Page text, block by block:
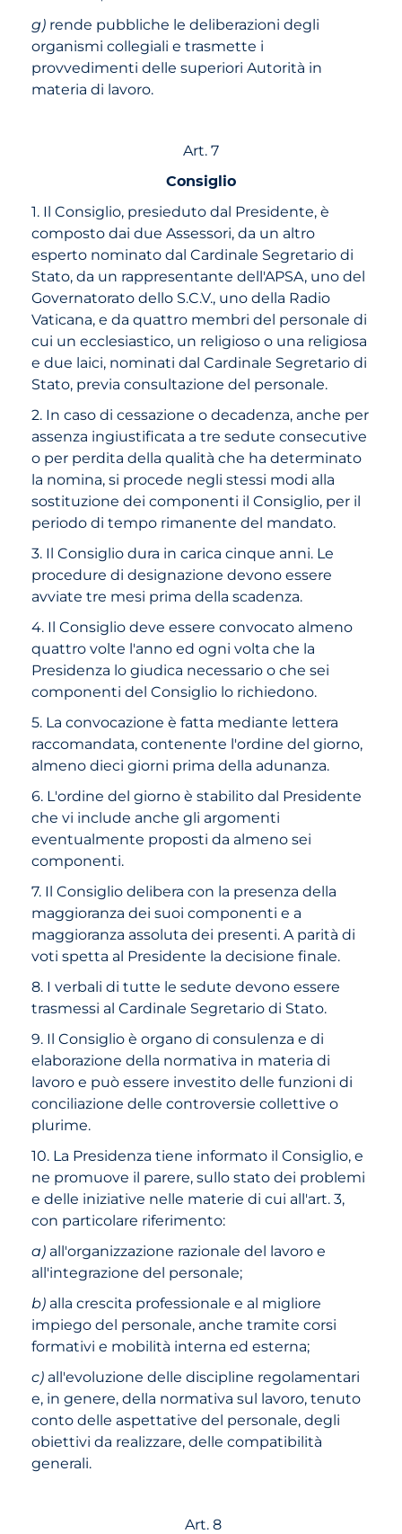
g) rende pubbliche le deliberazioni degli
organismi collegiali e trasmette i
provvedimenti delle superiori Autorità in
materia di lavoro.
Art. 7
Consiglio
1. Il Consiglio, presieduto dal Presidente, è
composto dai due Assessori, da un altro
esperto nominato dal Cardinale Segretario di
Stato, da un rappresentante dell'APSA, uno del
Governatorato dello S.C.V., uno della Radio
Vaticana, e da quattro membri del personale di
cui un ecclesiastico, un religioso o una religiosa
e due laici, nominati dal Cardinale Segretario di
Stato, previa consultazione del personale.
2. In caso di cessazione o decadenza, anche per
assenza ingiustificata a tre sedute consecutive
o per perdita della qualità che ha determinato
la nomina, si procede negli stessi modi alla
sostituzione dei componenti il Consiglio, per il
periodo di tempo rimanente del mandato.
3. Il Consiglio dura in carica cinque anni. Le
procedure di designazione devono essere
avviate tre mesi prima della scadenza.
4. Il Consiglio deve essere convocato almeno
quattro volte l'anno ed ogni volta che la
Presidenza lo giudica necessario o che sei
componenti del Consiglio lo richiedono.
5. La convocazione è fatta mediante lettera
raccomandata, contenente l'ordine del giorno,
almeno dieci giorni prima della adunanza.
6. L'ordine del giorno è stabilito dal Presidente
che vi include anche gli argomenti
eventualmente proposti da almeno sei
componenti.
7. Il Consiglio delibera con la presenza della
maggioranza dei suoi componenti e a
maggioranza assoluta dei presenti. A parità di
voti spetta al Presidente la decisione finale.
8. I verbali di tutte le sedute devono essere
trasmessi al Cardinale Segretario di Stato.
9. Il Consiglio è organo di consulenza e di
elaborazione della normativa in materia di
lavoro e può essere investito delle funzioni di
conciliazione delle controversie collettive o
plurime.
10. La Presidenza tiene informato il Consiglio, e
ne promuove il parere, sullo stato dei problemi
e delle iniziative nelle materie di cui all'art. 3,
con particolare riferimento:
a) all'organizzazione razionale del lavoro e
all'integrazione del personale;
b) alla crescita professionale e al migliore
impiego del personale, anche tramite corsi
formativi e mobilità interna ed esterna;
c) all'evoluzione delle discipline regolamentari
e, in genere, della normativa sul lavoro, tenuto
conto delle aspettative del personale, degli
obiettivi da realizzare, delle compatibilità
generali.
Art. 8